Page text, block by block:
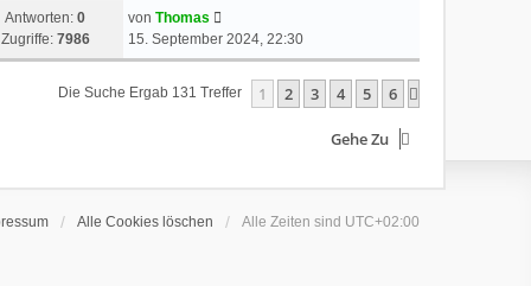
Antworten: 0
Zugriffe: 7986
von Thomas
15. September 2024, 22:30
Die Suche Ergab 131 Treffer 1 2 3 4 5 6
Gehe Zu
Alle Cookies löschen Alle Zeiten sind UTC+02:00